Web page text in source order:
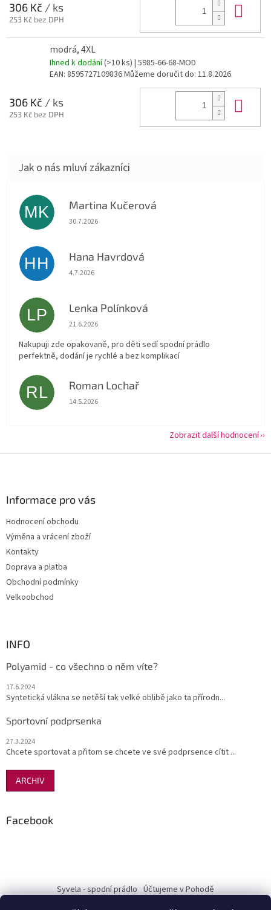
306 Kč / ks
253 Kč bez DPH
modrá, 4XL
Ihned k dodání(>10 ks) | 5985-66-68-MOD
EAN: 8595727109836Můžeme doručit do: 11.8.2026
306 Kč / ks
253 Kč bez DPH
MK Martina Kučerová
Hodnocení obchodu je 5 z 5 hvězdiček.
30.7.2026
HH Hana Havrdová
Hodnocení obchodu je 5 z 5 hvězdiček.
4.7.2026
LP Lenka Polínková
Hodnocení obchodu je 5 z 5 hvězdiček.
21.6.2026
Nakupuji zde opakovaně, pro děti sedí spodní prádlo
perfektně, dodání je rychlé a bez komplikací
RL Roman Lochař
Hodnocení obchodu je 5 z 5 hvězdiček.
14.5.2026
Zobrazit další hodnocení
Informace pro vás
Hodnocení obchodu
Výměna a vrácení zboží
Kontakty
Doprava a platba
Obchodní podmínky
Velkoobchod
INFO
Polyamid - co všechno o něm víte?
17.6.2024
Syntetická vlákna se netěší tak velké oblibě jako ta přírodn...
Sportovní podprsenka
27.3.2024
Chcete sportovat a přitom se chcete ve své podprsence cítit ...
ARCHIV
Facebook
Syvela - spodní prádlo Účtujeme v Pohodě